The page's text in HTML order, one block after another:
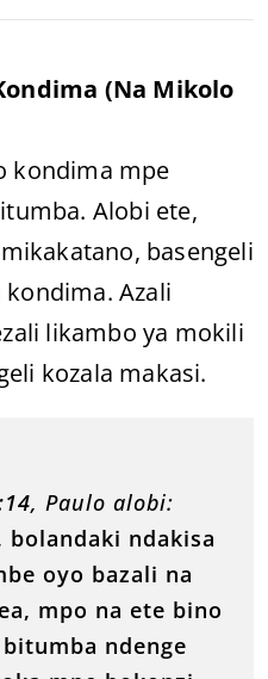
(Na Mikolo
kondima mpe
Alobi ete,
basengeli
Azali
likambo ya mokili
kozala makasi.
, Paulo alobi:
bolandaki ndakisa
oyo bazali na
mpo na ete bino
ndenge